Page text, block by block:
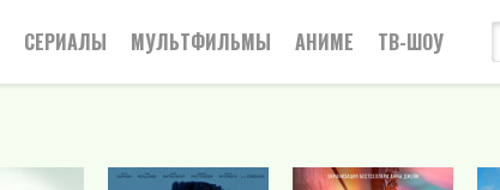
Боевики
Семейный
СЕРИАЛЫ
Приключения
МУЛЬТФИЛЬМЫ АНИМЕ ТВ-ШОУ